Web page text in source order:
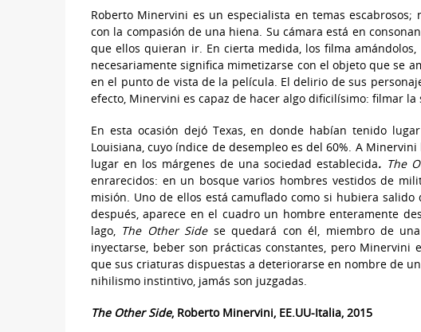
Roberto Minervini es un especialista en temas
con la compasión de una hiena. Su cámara está en
que ellos quieran ir. En cierta medida, los filma
necesariamente significa mimetizarse con el objeto que se
en el punto de vista de la película. El delirio de sus
efecto, Minervini es capaz de hacer algo dificilísimo: filmar
En esta ocasión dejó Texas, en donde habían tenido
Louisiana, cuyo índice de desempleo es del 60%. A
lugar en los márgenes de una sociedad establecida. The
enrarecidos: en un bosque varios hombres vestidos de
misión. Uno de ellos está camuflado como si hubiera
después, aparece en el cuadro un hombre enteramente
lago, The Other Sidese quedará con él, miembro de
inyectarse, beber son prácticas constantes, pero
que sus criaturas dispuestas a deteriorarse en nombre de
nihilismo instintivo, jamás son juzgadas.
The Other Side, Roberto Minervini, EE.UU-Italia, 2015